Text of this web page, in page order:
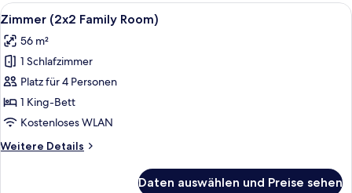
Alle
Fotos
für
Zimmer
(2x2
Family
Room)
Ein Hotelzimmer mit einem großen
4
Zimmer (2x2 Family Room)
56 m²
1 Schlafzimmer
Platz für 4 Personen
1 King-Bett
Kostenloses WLAN
Weitere Details
Weitere
Daten auswählen und Preise sehen